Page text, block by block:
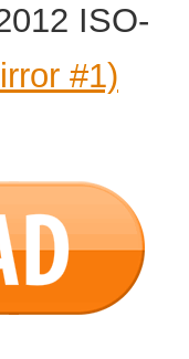
ISO-
#1)